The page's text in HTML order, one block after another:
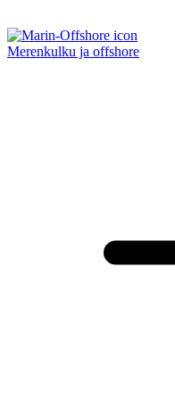
Merenkulku ja offshore